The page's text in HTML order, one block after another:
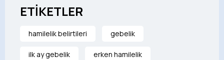
ETİKETLER
hamilelik belirtileri gebelik
ilk ay gebelik erken hamilelik